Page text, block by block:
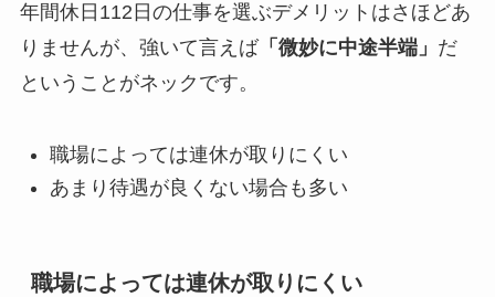
年間休日112日の仕事を選ぶデメリットはさほどあ
りませんが、強いて言えば「微妙に中途半端」 だ
ということがネックです。
職場によっては連休が取りにくい
あまり待遇が良くない場合も多い
職場によっては連休が取りにくい